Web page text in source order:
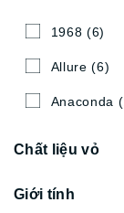
1968 (6)
Allure (6)
Anaconda
Chất liệu vỏ
Giới tính